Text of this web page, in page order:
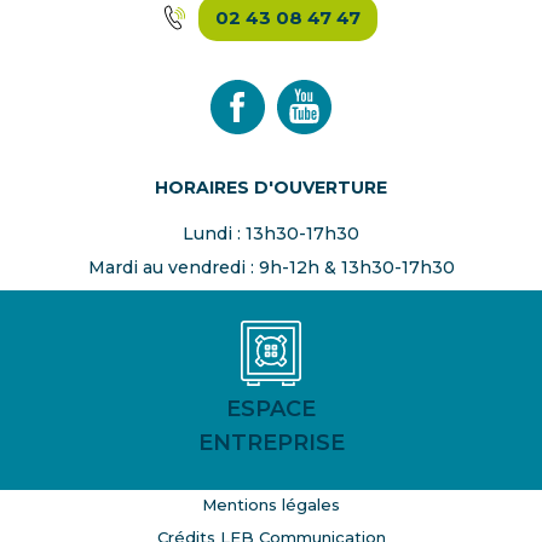
02 43 08 47 47
HORAIRES D'OUVERTURE
Lundi : 13h30-17h30
Mardi au vendredi : 9h-12h & 13h30-17h30
ESPACE
ENTREPRISE
Mentions légales
Crédits LEB Communication